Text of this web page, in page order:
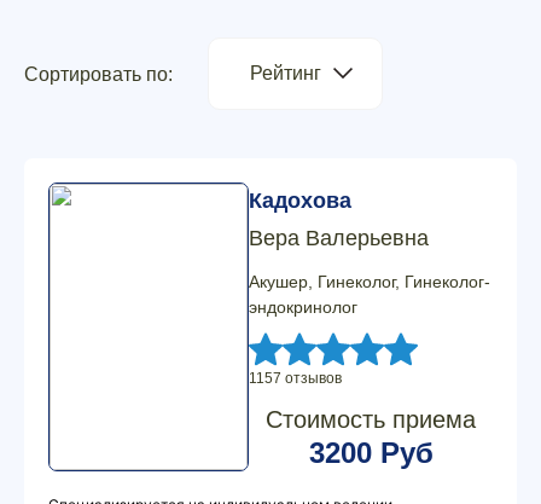
Сортировать по: Рейтинг
Кадохова
Вера Валерьевна
Акушер, Гинеколог, Гинеколог-
эндокринолог
1157 отзывов
Стоимость приема
3200 Руб